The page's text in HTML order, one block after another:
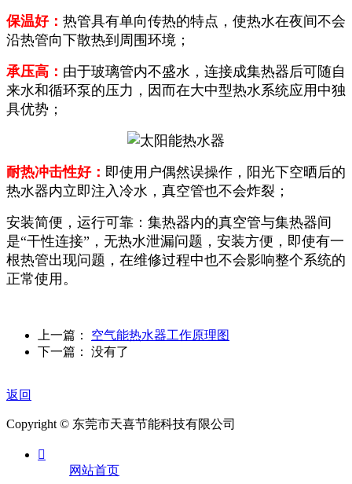
保温好： 热管具有单向传热的特点，使热水在夜间不会
沿热管向下散热到周围环境；
承压高： 由于玻璃管内不盛水，连接成集热器后可随自
来水和循环泵的压力，因而在大中型热水系统应用中独
具优势；
耐热冲击性好： 即使用户偶然误操作，阳光下空晒后的
热水器内立即注入冷水，真空管也不会炸裂；
安装简便，运行可靠：集热器内的真空管与集热器间
是“干性连接”，无热水泄漏问题，安装方便，即使有一
根热管出现问题，在维修过程中也不会影响整个系统的
正常使用。
上一篇： 空气能热水器工作原理图
下一篇： 没有了
返回
Copyright © 东莞市天喜节能科技有限公司

网站首页